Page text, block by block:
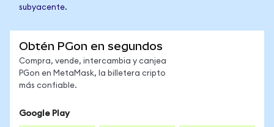
subyacente.
Obtén PGon en segundos
Compra, vende, intercambia y canjea
PGon en MetaMask, la billetera cripto
más confiable.
Google Play